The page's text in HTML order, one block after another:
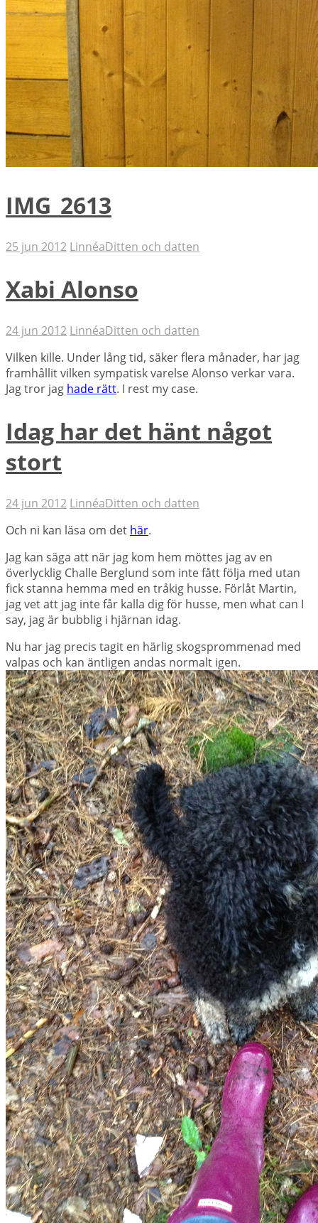
IMG_2613
25 jun 2012 LinnéaDitten och datten
Xabi Alonso
24 jun 2012 LinnéaDitten och datten
Vilken kille. Under lång tid, säker flera månader, har jag
framhållit vilken sympatisk varelse Alonso verkar vara.
Jag tror jag hade rätt. I rest my case.
Idag har det hänt något
stort
24 jun 2012 LinnéaDitten och datten
Och ni kan läsa om det här.
Jag kan säga att när jag kom hem möttes jag av en
överlycklig Challe Berglund som inte fått följa med utan
fick stanna hemma med en tråkig husse. Förlåt Martin,
jag vet att jag inte får kalla dig för husse, men what can I
say, jag är bubblig i hjärnan idag.
Nu har jag precis tagit en härlig skogsprommenad med
valpas och kan äntligen andas normalt igen.